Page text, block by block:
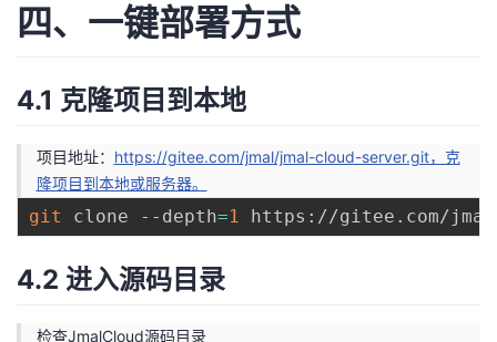
四、一键部署方式
4.1 克隆项目到本地
项目地址： https://gitee.com/jmal/jmal-cloud-server.git，克
隆项目到本地或服务器。
git clone --depth=1
4.2 进入源码目录
检查JmalCloud源码目录